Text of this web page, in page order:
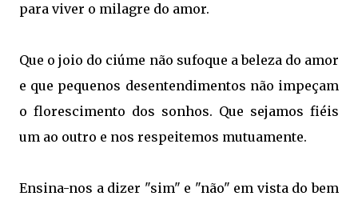
para viver o milagre do amor.
Que o joio do ciúme não sufoque a beleza do amor
e que pequenos desentendimentos não impeçam
o florescimento dos sonhos. Que sejamos fiéis
um ao outro e nos respeitemos mutuamente.
Ensina-nos a dizer "sim" e "não" em vista do bem